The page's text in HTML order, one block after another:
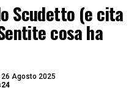
Scudetto (e cita
cosa ha
26 Agosto 2025